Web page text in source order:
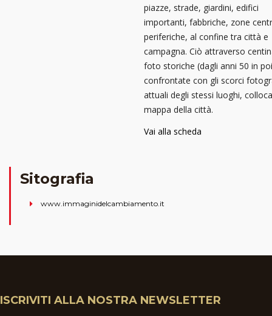
piazze, strade, giardini, edifici
importanti, fabbriche, zone
periferiche, al confine tra città e
campagna. Ciò attraverso
foto storiche (dagli anni 50 in
confrontate con gli scorci
attuali degli stessi luoghi,
mappa della città.
Vai alla scheda
Sitografia
www.immaginidelcambiamento.it
ISCRIVITI ALLA NOSTRA NEWSLETTER